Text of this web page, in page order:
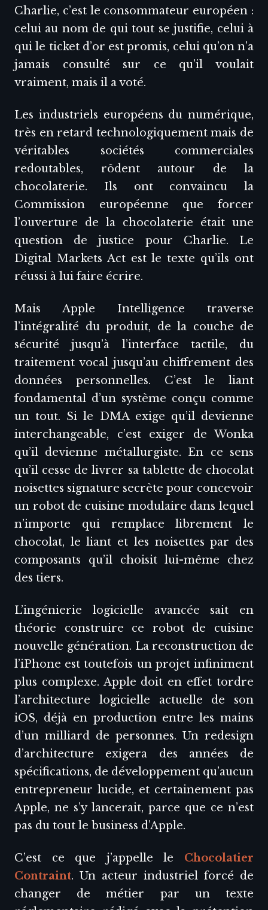
Charlie, c’est le consommateur européen :
celui au nom de qui tout se justifie, celui à
qui le ticket d’or est promis, celui qu’on n’a
jamais consulté sur ce qu’il voulait
vraiment, mais il a voté.
Les industriels européens du numérique,
très en retard technologiquement mais de
véritables sociétés commerciales
redoutables, rôdent autour de la
chocolaterie. Ils ont convaincu la
Commission européenne que forcer
l’ouverture de la chocolaterie était une
question de justice pour Charlie. Le
Digital Markets Act est le texte qu’ils ont
réussi à lui faire écrire.
Mais Apple Intelligence traverse
l’intégralité du produit, de la couche de
sécurité jusqu’à l’interface tactile, du
traitement vocal jusqu’au chiffrement des
données personnelles. C’est le liant
fondamental d’un système conçu comme
un tout. Si le DMA exige qu’il devienne
interchangeable, c’est exiger de Wonka
qu’il devienne métallurgiste. En ce sens
qu’il cesse de livrer sa tablette de chocolat
noisettes signature secrète pour concevoir
un robot de cuisine modulaire dans lequel
n’importe qui remplace librement le
chocolat, le liant et les noisettes par des
composants qu’il choisit lui-même chez
des tiers.
L’ingénierie logicielle avancée sait en
théorie construire ce robot de cuisine
nouvelle génération. La reconstruction de
l’iPhone est toutefois un projet infiniment
plus complexe. Apple doit en effet tordre
l’architecture logicielle actuelle de son
iOS, déjà en production entre les mains
d’un milliard de personnes. Un redesign
d’architecture exigera des années de
spécifications, de développement qu’aucun
entrepreneur lucide, et certainement pas
Apple, ne s’y lancerait, parce que ce n’est
pas du tout le business d’Apple.
C’est ce que j’appelle le Chocolatier
Contraint. Un acteur industriel forcé de
changer de métier par un texte